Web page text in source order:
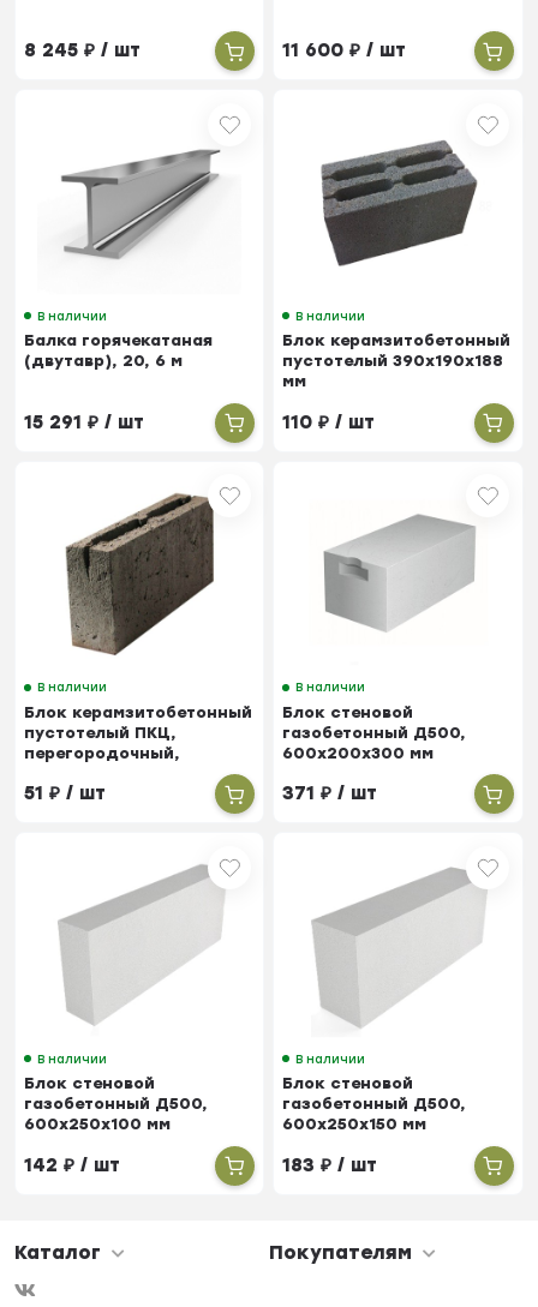
8 245₽ / шт 11 600₽ / шт
В наличии
Балка горячекатаная
(двутавр), 20, 6 м
15 291₽ / шт
В наличии
Блок керамзитобетонный
пустотелый 390х190х188
мм
110₽ / шт
В наличии
Блок керамзитобетонный
пустотелый ПКЦ,
перегородочный,
51₽ / шт
В наличии
Блок стеновой
газобетонный Д500,
600х200х300 мм
371₽ / шт
В наличии
Блок стеновой
газобетонный Д500,
600х250х100 мм
142₽ / шт
В наличии
Блок стеновой
газобетонный Д500,
600х250х150 мм
183₽ / шт
Каталог Покупателям